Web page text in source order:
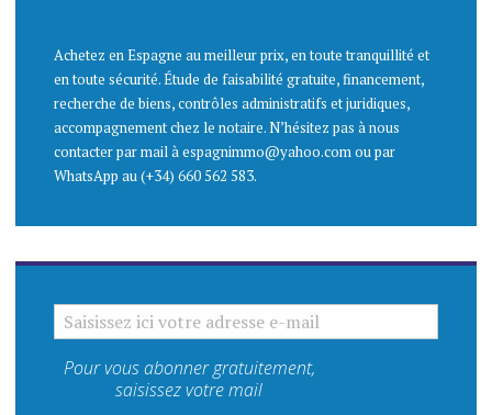
Achetez en Espagne au meilleur prix, en toute tranquillité et
en toute sécurité. Étude de faisabilité gratuite, financement,
recherche de biens, contrôles administratifs et juridiques,
accompagnement chez le notaire. N’hésitez pas à nous
contacter par mail à espagnimmo@yahoo.com ou par
WhatsApp au (+34) 660 562 583.
SAISISSEZ ICI VOTRE ADRESSE E-MAIL
Pour vous abonner gratuitement,
saisissez votre mail